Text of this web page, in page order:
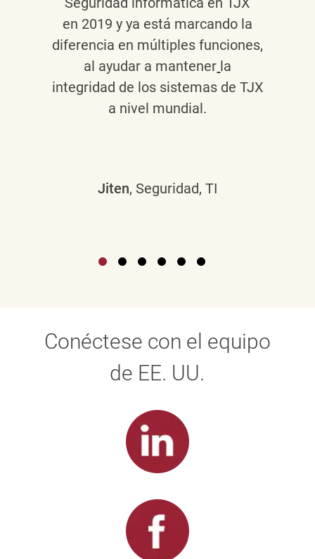
en 2019 y ya está marcando la
diferencia en múltiples funciones,
al ayudar a mantener la
integridad de los sistemas de TJX
a nivel mundial.
Jiten, Seguridad, TI
Conéctese con el equipo
de EE. UU.